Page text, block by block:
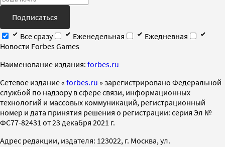
Подписаться
Все сразу
Еженедельная
Ежедневная
Новости Forbes Games
Наименование издания: forbes.ru
Cетевое издание « forbes.ru » зарегистрировано Федеральной
службой по надзору в сфере связи, информационных
технологий и массовых коммуникаций, регистрационный
номер и дата принятия решения о регистрации: серия Эл №
ФС77-82431 от 23 декабря 2021 г.
Адрес редакции, издателя: 123022, г. Москва, ул.